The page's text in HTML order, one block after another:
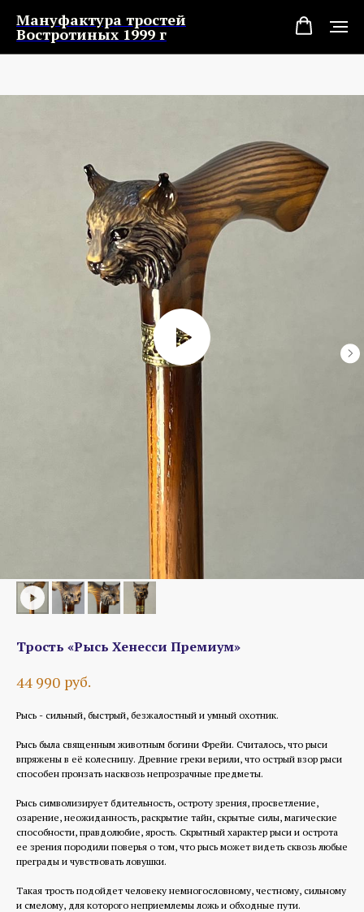
Мануфактура тростей
Востротиных 1999 г
Трость «Рысь Хенесси Премиум»
44 990 руб.
Рысь - сильный, быстрый, безжалостный и умный охотник.
Рысь была священным животным богини Фрейи. Считалось, что рыси
впряжены в её колесницу. Древние греки верили, что острый взор рыси
способен пронзать насквозь непрозрачные предметы.
Рысь символизирует бдительность, остроту зрения, просветление,
озарение, неожиданность, раскрытие тайн, скрытые силы, магические
способности, правдолюбие, ярость. Скрытный характер рыси и острота
ее зрения породили поверья о том, что рысь может видеть сквозь любые
преграды и чувствовать ловушки.
Такая трость подойдет человеку немногословному, честному, сильному
и смелому, для которого неприемлемы ложь и обходные пути.